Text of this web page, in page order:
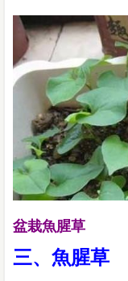
盆栽魚腥草
三、魚腥草